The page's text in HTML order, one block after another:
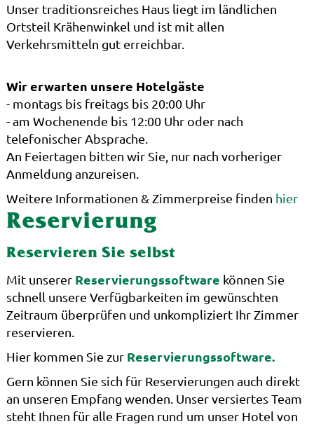
Unser traditionsreiches Haus liegt im ländlichen
Ortsteil Krähenwinkel und ist mit allen
Verkehrsmitteln gut erreichbar.
Wir erwarten unsere Hotelgäste
- montags bis freitags bis 20:00 Uhr
- am Wochenende bis 12:00 Uhr oder nach
telefonischer Absprache.
An Feiertagen bitten wir Sie, nur nach vorheriger
Anmeldung anzureisen.
Weitere Informationen & Zimmerpreise finden hier
Reservierung
Reservieren Sie selbst
Mit unserer Reservierungssoftware können Sie
schnell unsere Verfügbarkeiten im gewünschten
Zeitraum überprüfen und unkompliziert Ihr Zimmer
reservieren.
Hier kommen Sie zur Reservierungssoftware.
Gern können Sie sich für Reservierungen auch direkt
an unseren Empfang wenden. Unser versiertes Team
steht Ihnen für alle Fragen rund um unser Hotel von